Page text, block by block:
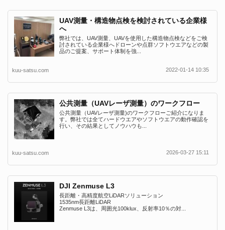
UAV測量・構造物点検を検討されている企業様
へ
弊社では、UAV測量、UAVを使用した構造物点検などをご検
討されている企業様へドローンや点群ソフトウエアなどの製
品のご提案、サポート体制を強...
kuu-satsu.com 2022-01-14 10:35
公共測量（UAVレーザ測量）のワークフロー
公共測量（UAVレーザ測量)のワークフローご紹介になりま
す。弊社では全てハードウエアやソフトウエアの動作確認を
行い、その結果としてノウハウも...
kuu-satsu.com 2026-03-27 15:11
DJI Zenmuse L3
長距離・高精度航空LiDARソリューション
1535nm長距離LiDAR
Zenmuse L3は、周囲光100klux、反射率10％の対...